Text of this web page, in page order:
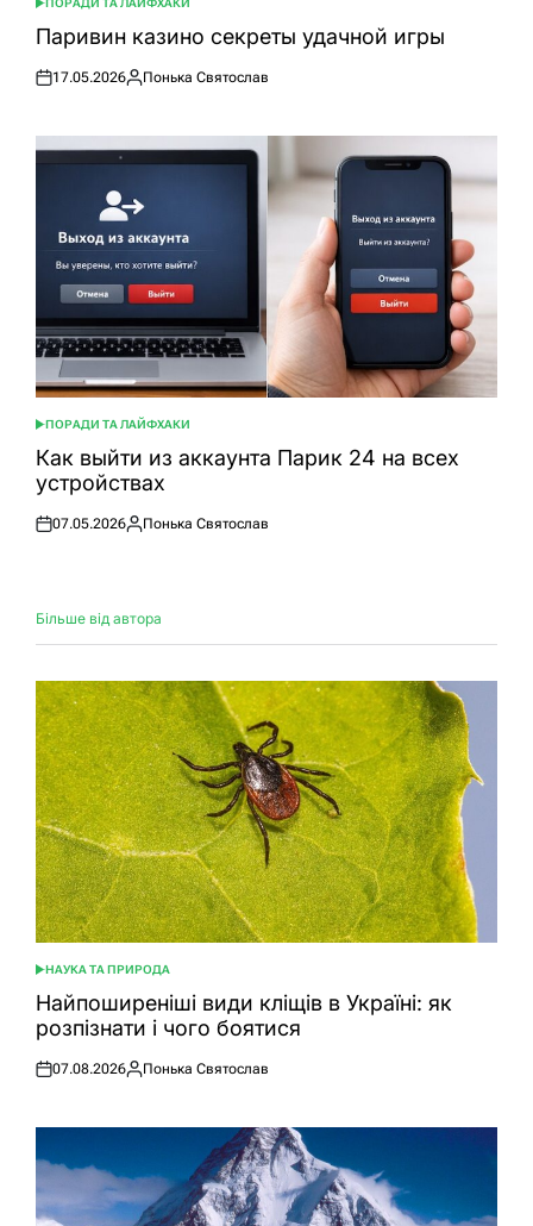
ОПУБЛІКУВАТИ
УПаривин казино секреты удачной игры
Оприлюднено
17.05.2026
Опубліковано
Понька Святослав
ОПУБЛІКУВАТИ
У
ПОРАДИ ТА ЛАЙФХАКИ
Как выйти из аккаунта Парик 24 на всех
устройствах
Оприлюднено
07.05.2026
Опубліковано
Понька Святослав
Більше від автора
ОПУБЛІКУВАТИ
У
НАУКА ТА ПРИРОДА
Найпоширеніші види кліщів в Україні: як
розпізнати і чого боятися
Оприлюднено
07.08.2026
Опубліковано
Понька Святослав